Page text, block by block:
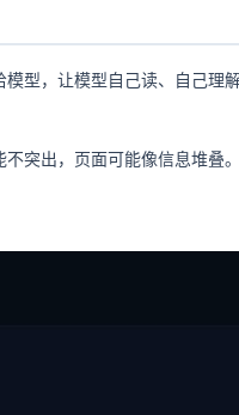
型，让模型自己读、自己理
突出，页面可能像信息堆叠